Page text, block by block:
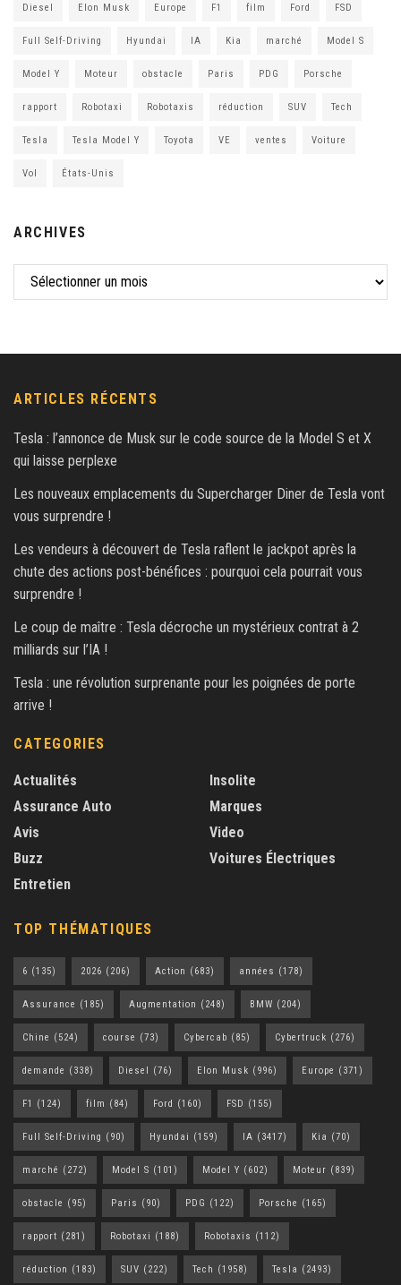
Diesel Elon Musk Europe F1 film Ford FSD
Full Self-Driving Hyundai IA Kia marché Model S
Model Y Moteur obstacle Paris PDG Porsche
rapport Robotaxi Robotaxis réduction SUV Tech
Tesla Tesla Model Y Toyota VE ventes Voiture
Vol États-Unis
ARCHIVES
ARTICLES RÉCENTS
Tesla : l’annonce de Musk sur le code source de la Model S et X
qui laisse perplexe
Les nouveaux emplacements du Supercharger Diner de Tesla vont
vous surprendre !
Les vendeurs à découvert de Tesla raflent le jackpot après la
chute des actions post-bénéfices : pourquoi cela pourrait vous
surprendre !
Le coup de maître : Tesla décroche un mystérieux contrat à 2
milliards sur l’IA !
Tesla : une révolution surprenante pour les poignées de porte
arrive !
CATEGORIES
Actualités
Assurance Auto
Avis
Buzz
Entretien
Insolite
Marques
Video
Voitures Électriques
TOP THÉMATIQUES
6 (135) 2026 (206) Action (683) années (178)
Assurance (185) Augmentation (248) BMW (204)
Chine (524) course (73) Cybercab (85) Cybertruck (276)
demande (338) Diesel (76) Elon Musk (996) Europe (371)
F1 (124) film (84) Ford (160) FSD (155)
Full Self-Driving (90) Hyundai (159) IA (3417) Kia (70)
marché (272) Model S (101) Model Y (602) Moteur (839)
obstacle (95) Paris (90) PDG (122) Porsche (165)
rapport (281) Robotaxi (188) Robotaxis (112)
réduction (183) SUV (222) Tech (1958) Tesla (2493)